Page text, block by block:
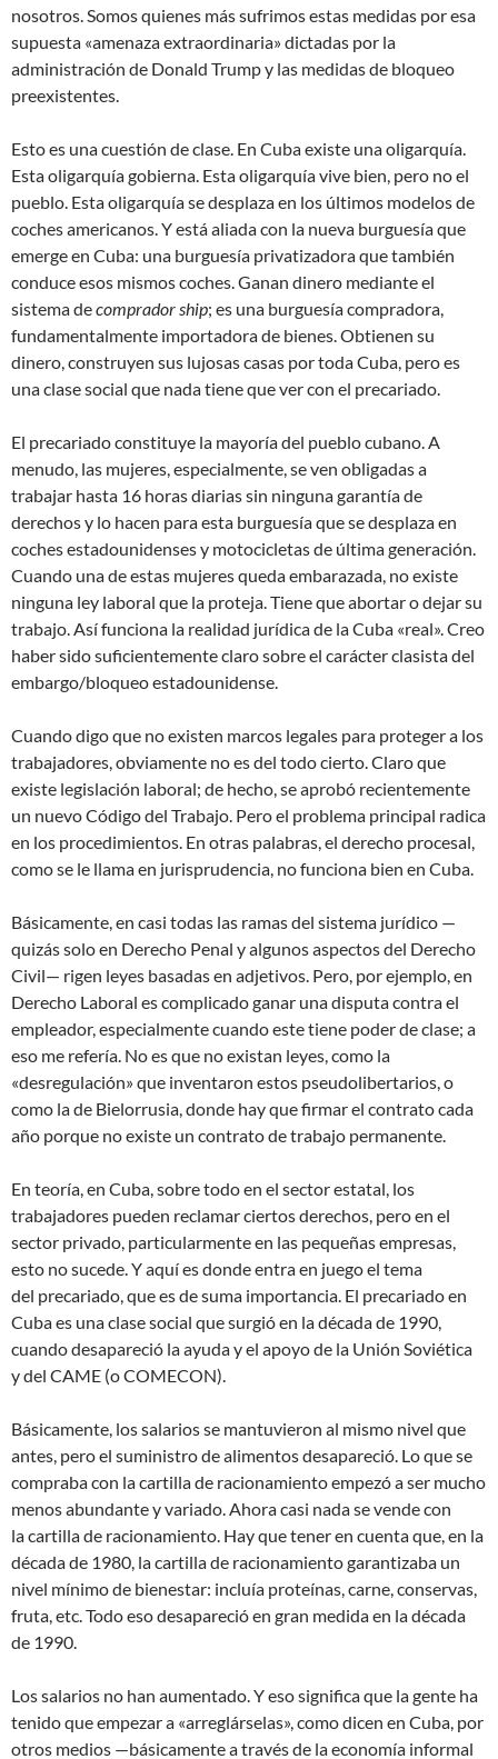
nosotros. Somos quienes más sufrimos estas medidas por esa
supuesta «amenaza extraordinaria» dictadas por la
administración de Donald Trump y las medidas de bloqueo
preexistentes.
Esto es una cuestión de clase. En Cuba existe una oligarquía.
Esta oligarquía gobierna. Esta oligarquía vive bien, pero no el
pueblo. Esta oligarquía se desplaza en los últimos modelos de
coches americanos. Y está aliada con la nueva burguesía que
emerge en Cuba: una burguesía privatizadora que también
conduce esos mismos coches. Ganan dinero mediante el
sistema decomprador ship; es una burguesía compradora,
fundamentalmente importadora de bienes. Obtienen su
dinero, construyen sus lujosas casas por toda Cuba, pero es
una clase social que nada tiene que ver con el precariado.
El precariado constituye la mayoría del pueblo cubano. A
menudo, las mujeres, especialmente, se ven obligadas a
trabajar hasta 16 horas diarias sin ninguna garantía de
derechos y lo hacen para esta burguesía que se desplaza en
coches estadounidenses y motocicletas de última generación.
Cuando una de estas mujeres queda embarazada, no existe
ninguna ley laboral que la proteja. Tiene que abortar o dejar su
trabajo. Así funciona la realidad jurídica de la Cuba «real». Creo
haber sido suficientemente claro sobre el carácter clasista del
embargo/bloqueo estadounidense.
Cuando digo que no existen marcos legales para proteger a los
trabajadores, obviamente no es del todo cierto. Claro que
existe legislación laboral; de hecho, se aprobó recientemente
un nuevo Código del Trabajo. Pero el problema principal radica
en los procedimientos. En otras palabras, el derecho procesal,
como se le llama en jurisprudencia, no funciona bien en Cuba.
Básicamente, en casi todas las ramas del sistema jurídico —
quizás solo en Derecho Penal y algunos aspectos del Derecho
Civil— rigen leyes basadas en adjetivos. Pero, por ejemplo, en
Derecho Laboral es complicado ganar una disputa contra el
empleador, especialmente cuando este tiene poder de clase; a
eso me refería. No es que no existan leyes, como la
«desregulación» que inventaron estos pseudolibertarios, o
como la de Bielorrusia, donde hay que firmar el contrato cada
año porque no existe un contrato de trabajo permanente.
En teoría, en Cuba, sobre todo en el sector estatal, los
trabajadores pueden reclamar ciertos derechos, pero en el
sector privado, particularmente en las pequeñas empresas,
esto no sucede. Y aquí es donde entra en juego el tema
del precariado, que es de suma importancia. El precariado en
Cuba es una clase social que surgió en la década de 1990,
cuando desapareció la ayuda y el apoyo de la Unión Soviética
y del CAME (o COMECON).
Básicamente, los salarios se mantuvieron al mismo nivel que
antes, pero el suministro de alimentos desapareció. Lo que se
compraba con la cartilla de racionamiento empezó a ser mucho
menos abundante y variado. Ahora casi nada se vende con
la cartilla de racionamiento. Hay que tener en cuenta que, en la
década de 1980, la cartilla de racionamiento garantizaba un
nivel mínimo de bienestar: incluía proteínas, carne, conservas,
fruta, etc. Todo eso desapareció en gran medida en la década
de 1990.
Los salarios no han aumentado. Y eso significa que la gente ha
tenido que empezar a «arreglárselas», como dicen en Cuba, por
otros medios —básicamente a través de la economía informal